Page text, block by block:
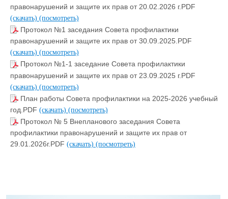
правонарушений и защите их прав от 20.02.2026 г.PDF
(скачать) (посмотреть)
Протокол №1 заседания Совета профилактики
правонарушений и защите их прав от 30.09.2025.PDF
(скачать) (посмотреть)
Протокол №1-1 заседание Совета профилактики
правонарушений и защите их прав от 23.09.2025 г.PDF
(скачать) (посмотреть)
План работы Совета профилактики на 2025-2026 учебный
год.PDF (скачать) (посмотреть)
Протокол № 5 Внепланового заседания Совета
профилактики правонарушений и защите их прав от
29.01.2026г.PDF (скачать) (посмотреть)